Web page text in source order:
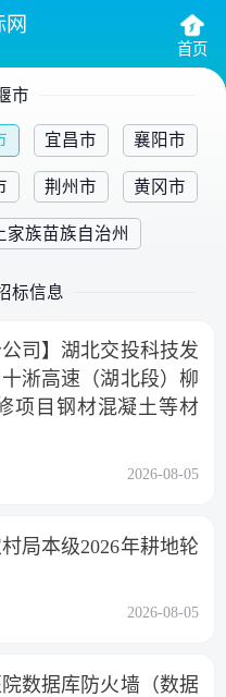
首页
市
宜昌市 襄阳市
荆州市 黄冈市
家族苗族自治州
标信息
司】湖北交投科技发
淅高速（湖北段）柳
项目钢材混凝土等材
2026-08-05
局本级2026年耕地轮
2026-08-05
数据库防火墙（数据